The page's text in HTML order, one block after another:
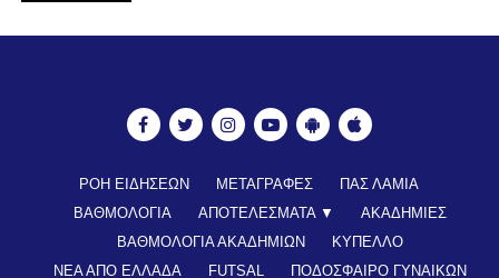
ΡΟΗ ΕΙΔΗΣΕΩΝ ΜΕΤΑΓΡΑΦΕΣ
ΠΑΣ ΛΑΜΙΑ
ΒΑΘΜΟΛΟΓΙΑ
ΑΠΟΤΕΛΕΣΜΑΤΑ ▼
ΑΚΑΔΗΜΙΕΣ
ΒΑΘΜΟΛΟΓΙΑ ΑΚΑΔΗΜΙΩΝ
ΚΥΠΕΛΛΟ
ΝΕΑ ΑΠΟ ΕΛΛΑΔΑ
FUTSAL
ΠΟΔΟΣΦΑΙΡΟ ΓΥΝΑΙΚΩΝ